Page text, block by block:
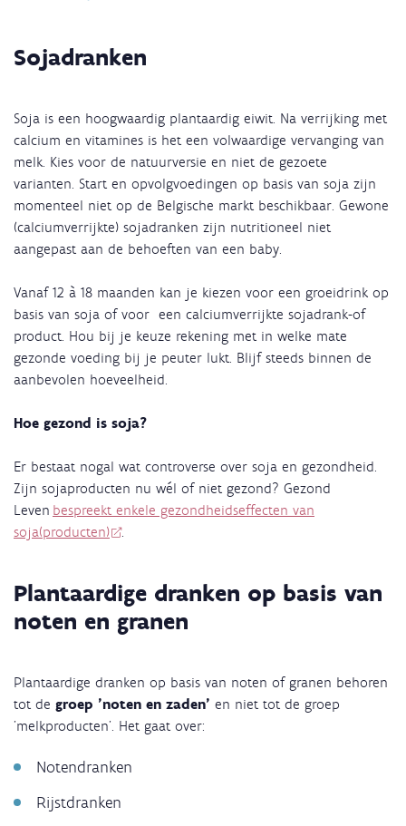
Sojadranken
Soja is een hoogwaardig plantaardig eiwit. Na verrijking met
calcium en vitamines is het een volwaardige vervanging van
melk. Kies voor de natuurversie en niet de gezoete
varianten. Start en opvolgvoedingen op basis van soja zijn
momenteel niet op de Belgische markt beschikbaar. Gewone
(calciumverrijkte) sojadranken zijn nutritioneel niet
aangepast aan de behoeften van een baby.
Vanaf 12 à 18 maanden kan je kiezen voor een groeidrink op
basis van soja of voor een calciumverrijkte sojadrank-of
product. Hou bij je keuze rekening met in welke mate
gezonde voeding bij je peuter lukt. Blijf steeds binnen de
aanbevolen hoeveelheid.
Hoe gezond is soja?
Er bestaat nogal wat controverse over soja en gezondheid.
Zijn sojaproducten nu wél of niet gezond? Gezond
Leven bespreekt enkele gezondheidseffecten van
soja(producten)
.
Plantaardige dranken op basis van
noten en granen
Plantaardige dranken op basis van noten of granen behoren
tot de groep 'noten en zaden' en niet tot de groep
'melkproducten'. Het gaat over:
Notendranken
Rijstdranken